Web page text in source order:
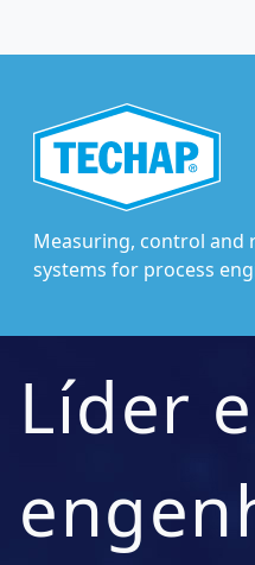
Measuring, control and
systems for process
Líder